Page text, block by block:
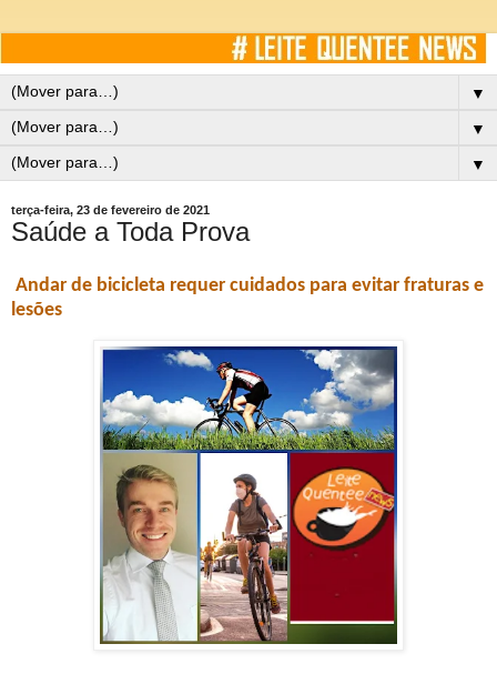
▼
▼
▼
terça-feira, 23 de fevereiro de 2021
Saúde a Toda Prova
Andar de bicicleta requer cuidados para evitar fraturas e
lesões